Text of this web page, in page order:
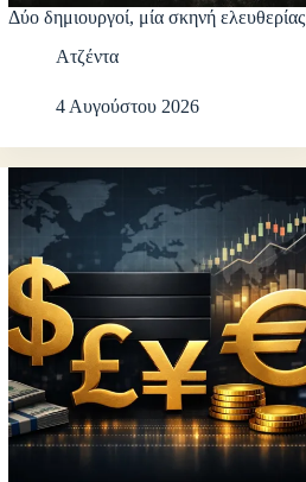
Δύο δημιουργοί, μία σκηνή ελευθερίας
Ατζέντα
4 Αυγούστου 2026